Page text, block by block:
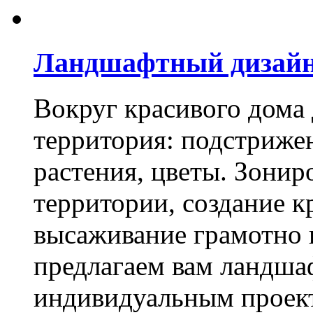
Ландшафтный
Вокруг красивого
территория:
растения, цветы.
территории, создание
высаживание
предлагаем вам
индивидуальным